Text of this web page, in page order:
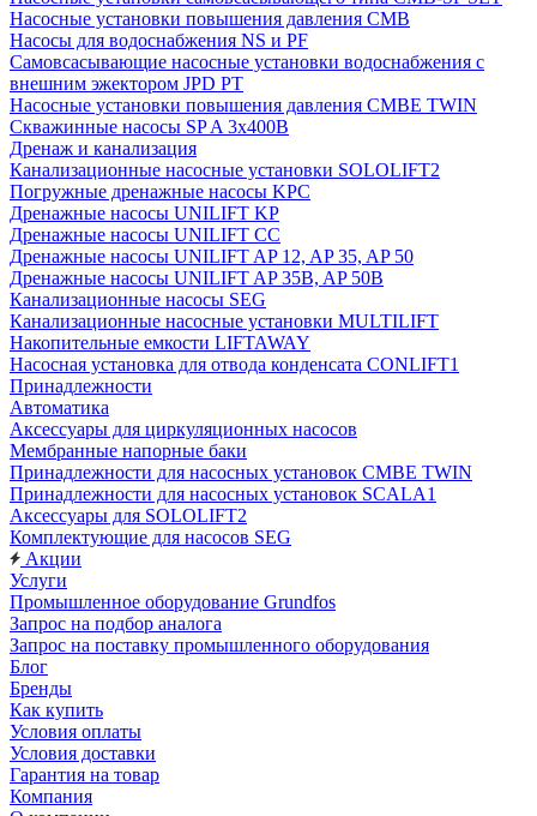
Насосные установки повышения давления CMB
Насосы для водоснабжения NS и PF
Самовсасывающие насосные установки водоснабжения с
внешним эжектором JPD PT
Насосные установки повышения давления CMBE TWIN
Скважинные насосы SP A 3x400В
Дренаж и канализация
Канализационные насосные установки SOLOLIFT2
Погружные дренажные насосы KPC
Дренажные насосы UNILIFT KP
Дренажные насосы UNILIFT CC
Дренажные насосы UNILIFT AP 12, AP 35, AP 50
Дренажные насосы UNILIFT AP 35B, AP 50B
Канализационные насосы SEG
Канализационные насосные установки MULTILIFT
Накопительные емкости LIFTAWAY
Насосная установка для отвода конденсата CONLIFT1
Принадлежности
Автоматика
Аксессуары для циркуляционных насосов
Мембранные напорные баки
Принадлежности для насосных установок CMBE TWIN
Принадлежности для насосных установок SCALA1
Аксессуары для SOLOLIFT2
Комплектующие для насосов SEG
Акции
Услуги
Промышленное оборудование Grundfos
Запрос на подбор аналога
Запрос на поставку промышленного оборудования
Блог
Бренды
Как купить
Условия оплаты
Условия доставки
Гарантия на товар
Компания